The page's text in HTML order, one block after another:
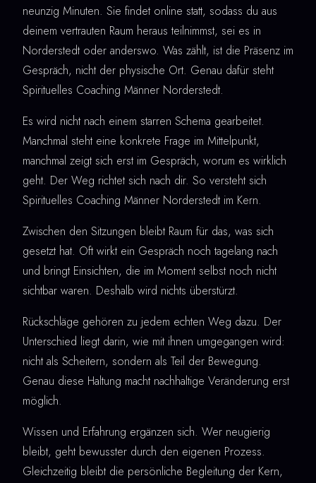
neunzig Minuten. Sie findet online statt, sodass du aus
deinem vertrauten Raum heraus teilnimmst, sei es in
Norderstedt oder anderswo. Was zählt, ist die Präsenz im
Gespräch, nicht der physische Ort. Genau dafür steht
Spirituelles Coaching Männer Norderstedt.
Es wird nicht nach einem starren Schema gearbeitet.
Manchmal steht eine konkrete Frage im Mittelpunkt,
manchmal zeigt sich erst im Gespräch, worum es wirklich
geht. Der Weg richtet sich nach dir. So versteht sich
Spirituelles Coaching Männer Norderstedt im Kern.
Zwischen den Sitzungen bleibt Raum für das, was sich
gesetzt hat. Oft wirkt ein Gespräch noch tagelang nach
und bringt Einsichten, die im Moment selbst noch nicht
sichtbar waren. Deshalb wird nichts überstürzt.
Rückschläge gehören zu jedem echten Weg dazu. Der
Unterschied liegt darin, wie mit ihnen umgegangen wird:
nicht als Scheitern, sondern als Teil der Bewegung.
Genau diese Haltung macht nachhaltige Veränderung erst
möglich.
Wissen und Erfahrung ergänzen sich. Wer neugierig
bleibt, geht bewusster durch den eigenen Prozess.
Gleichzeitig bleibt die persönliche Begleitung der Kern,